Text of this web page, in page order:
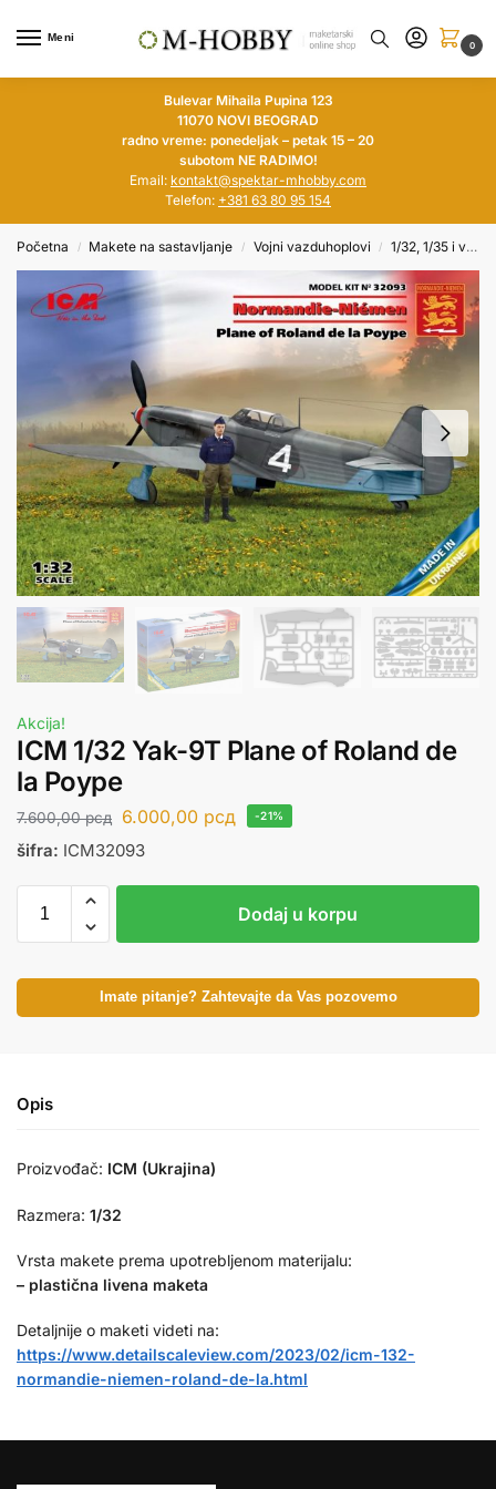
Meni
0
Bulevar Mihaila Pupina 123
11070 NOVI BEOGRAD
radno vreme: ponedeljak – petak 15 – 20
subotom NE RADIMO!
Email: kontakt@spektar-mhobby.com
Telefon: +381 63 80 95 154
Početna / Makete na sastavljanje / Vojni vazduhoplovi / 1/32, 1/35 i veći
Akcija!
ICM 1/32 Yak-9T Plane of Roland de
la Poype
7.600,00рсд 6.000,00 рсд -21%
šifra: ICM32093
Dodaj u korpu
Imate pitanje? Zahtevajte da Vas pozovemo
Opis
Proizvođač: ICM (Ukrajina)
Razmera: 1/32
Vrsta makete prema upotrebljenom materijalu:
– plastična livena maketa
Detaljnije o maketi videti na:
https://www.detailscaleview.com/2023/02/icm-132-
normandie-niemen-roland-de-la.html